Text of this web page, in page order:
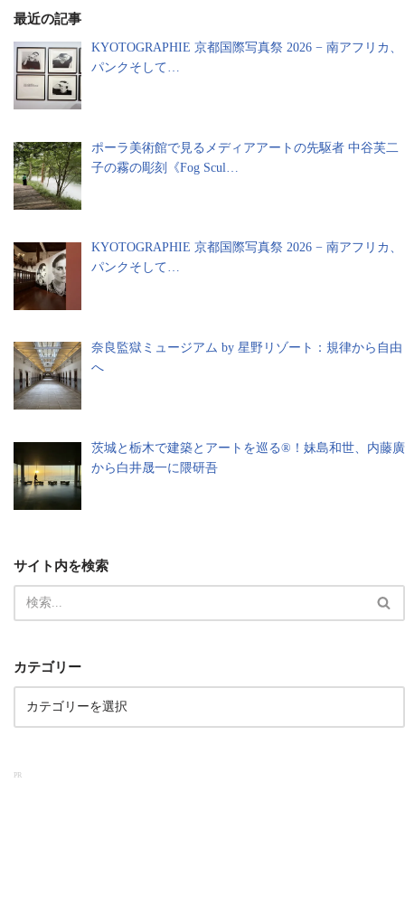
最近の記事
KYOTOGRAPHIE 京都国際写真祭 2026 − 南アフリカ、
パンクそして…
ポーラ美術館で見るメディアアートの先駆者 中谷芙二
子の霧の彫刻《Fog Scul…
KYOTOGRAPHIE 京都国際写真祭 2026 − 南アフリカ、
パンクそして…
奈良監獄ミュージアム by 星野リゾート：規律から自由
へ
茨城と栃木で建築とアートを巡る®︎！妹島和世、内藤廣
から白井晟一に隈研吾
サイト内を検索
カテゴリー
PR